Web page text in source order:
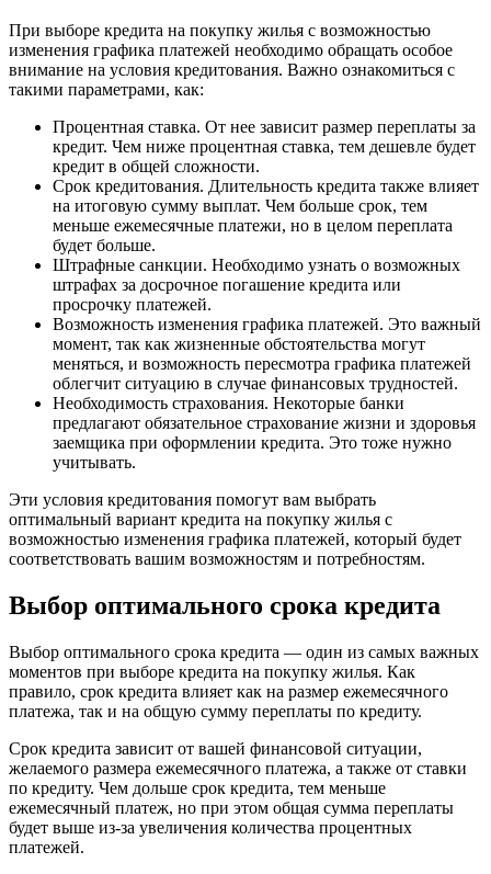
При выборе кредита на покупку жилья с возможностью
изменения графика платежей необходимо обращать особое
внимание на условия кредитования. Важно ознакомиться с
такими параметрами, как:
Процентная ставка. От нее зависит размер переплаты за
кредит. Чем ниже процентная ставка, тем дешевле будет
кредит в общей сложности.
Срок кредитования. Длительность кредита также влияет
на итоговую сумму выплат. Чем больше срок, тем
меньше ежемесячные платежи, но в целом переплата
будет больше.
Штрафные санкции. Необходимо узнать о возможных
штрафах за досрочное погашение кредита или
просрочку платежей.
Возможность изменения графика платежей. Это важный
момент, так как жизненные обстоятельства могут
меняться, и возможность пересмотра графика платежей
облегчит ситуацию в случае финансовых трудностей.
Необходимость страхования. Некоторые банки
предлагают обязательное страхование жизни и здоровья
заемщика при оформлении кредита. Это тоже нужно
учитывать.
Эти условия кредитования помогут вам выбрать
оптимальный вариант кредита на покупку жилья с
возможностью изменения графика платежей, который будет
соответствовать вашим возможностям и потребностям.
Выбор оптимального срока кредита
Выбор оптимального срока кредита — один из самых важных
моментов при выборе кредита на покупку жилья. Как
правило, срок кредита влияет как на размер ежемесячного
платежа, так и на общую сумму переплаты по кредиту.
Срок кредита зависит от вашей финансовой ситуации,
желаемого размера ежемесячного платежа, а также от ставки
по кредиту. Чем дольше срок кредита, тем меньше
ежемесячный платеж, но при этом общая сумма переплаты
будет выше из-за увеличения количества процентных
платежей.